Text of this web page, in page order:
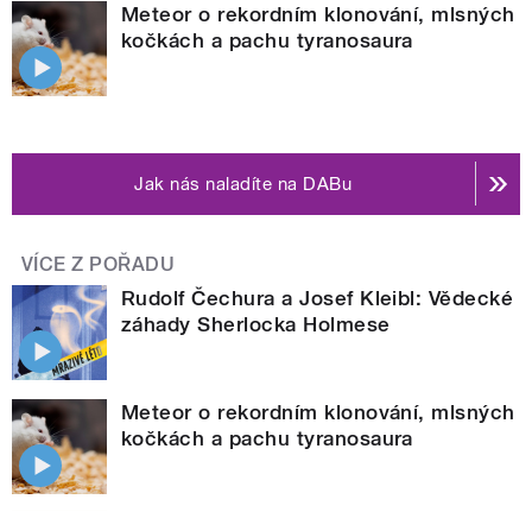
Meteor o rekordním klonování, mlsných
kočkách a pachu tyranosaura
Jak nás naladíte na DABu
VÍCE Z POŘADU
Rudolf Čechura a Josef Kleibl: Vědecké
záhady Sherlocka Holmese
Meteor o rekordním klonování, mlsných
kočkách a pachu tyranosaura